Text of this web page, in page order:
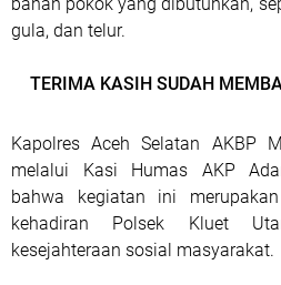
gula, dan telur.
TERIMA KASIH SUDAH
Kapolres Aceh Selatan AKBP
melalui Kasi Humas AKP
bahwa kegiatan ini
kehadiran Polsek Kluet
kesejahteraan sosial masyarakat.